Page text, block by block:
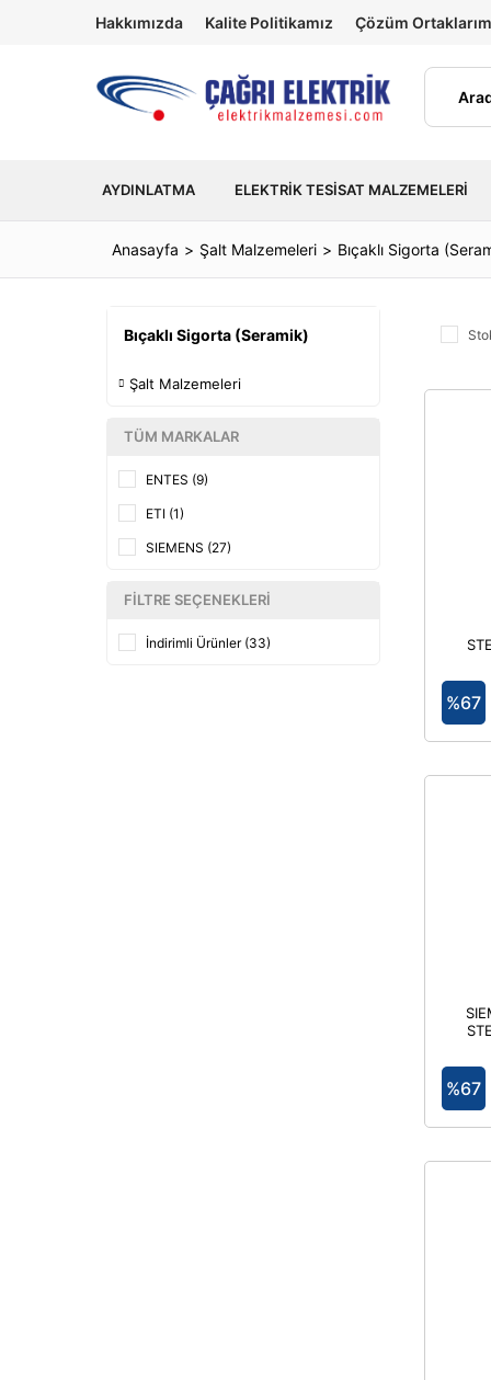
Hakkımızda Kalite Politikamız Çözüm
AYDINLATMA ELEKTRIK TESISAT MALZEMELERI
Anasayfa Şalt Malzemeleri Bıçaklı Sigorta
Bıçaklı Sigorta (Seramik)
Şalt Malzemeleri
TÜM MARKALAR
ENTES (9)
ETI (1)
SIEMENS (27)
FILTRE SEÇENEKLERI
İndirimli Ürünler (33)
%67
%67